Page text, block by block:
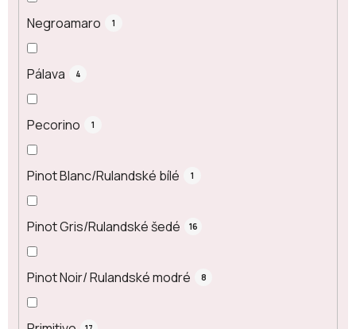
Negroamaro 1
Pálava 4
Pecorino 1
Pinot Blanc/Rulandské bílé 1
Pinot Gris/Rulandské šedé 16
Pinot Noir/ Rulandské modré 8